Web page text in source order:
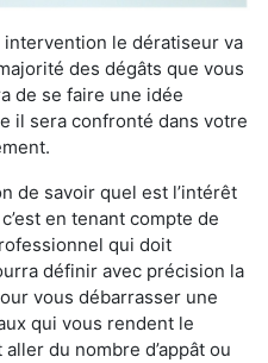
le dératiseur va
des dégâts que vous
de se faire une idée
il sera confronté dans votre
de savoir quel est l’intérêt
en tenant compte de
qui doit
définir avec précision la
vous débarrasser une
qui vous rendent le
du nombre d’appât ou